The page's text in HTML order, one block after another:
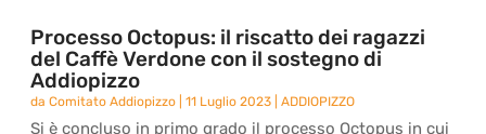
Processo Octopus: il riscatto dei ragazzi
del Caffè Verdone con il sostegno di
Addiopizzo
daComitato Addiopizzo |11 Luglio 2023 |ADDIOPIZZO
Si è concluso in primo grado il processo Octopus in cui